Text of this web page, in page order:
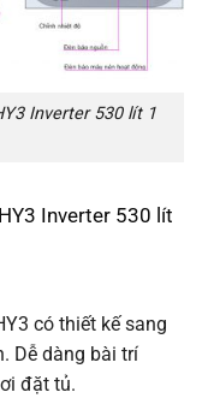
Inverter 530 lít 1
Inverter 530 lít
có thiết kế sang
Dễ dàng bài trí
đặt tủ.